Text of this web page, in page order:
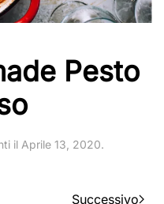
Pesto
il Aprile 13, 2020.
Successivo